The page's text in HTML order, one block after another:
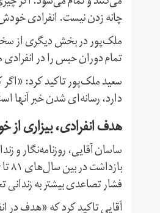
چانه زدن نیست. انفرادی
ملک‌پور در بخش دیگری از
تمام دوران حبس را در
سعید ملک‌پور تاکید کرد: «اگر
دارد، رسانه‌ای شدن خبر آنها
هدف انفرادی، بیزاری از
ساسان آقایی، روزنامه‌نگار و
فشار تصاعدی بیشتر به